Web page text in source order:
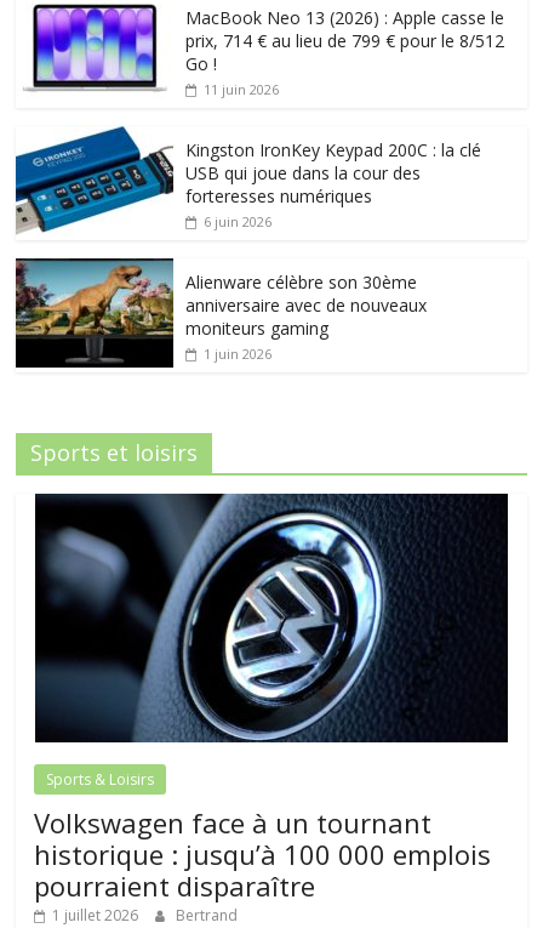
MacBook Neo 13 (2026) : Apple casse le
prix, 714 € au lieu de 799 € pour le 8/512
Go !
11 juin 2026
Kingston IronKey Keypad 200C : la clé
USB qui joue dans la cour des
forteresses numériques
6 juin 2026
Alienware célèbre son 30ème
anniversaire avec de nouveaux
moniteurs gaming
1 juin 2026
Sports et loisirs
Sports & Loisirs
Volkswagen face à un tournant
historique : jusqu’à 100 000 emplois
pourraient disparaître
1 juillet 2026 Bertrand